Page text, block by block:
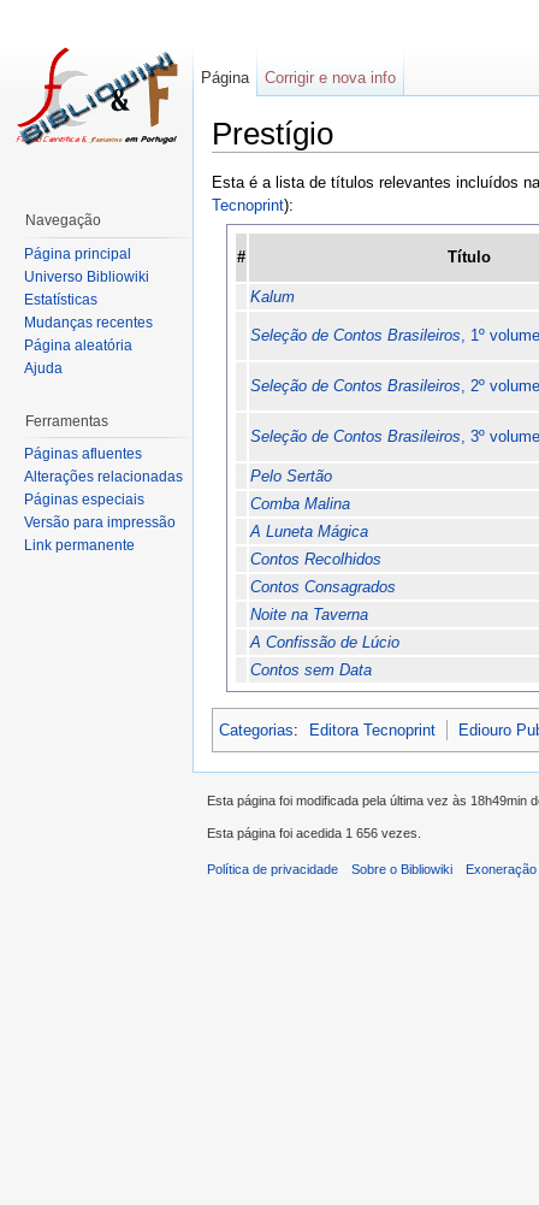
Prestígio
Esta é a lista de títulos relevantes incluídos
Tecnoprint):
# Título
Kalum
Seleção de Contos Brasileiros, 1º
Seleção de Contos Brasileiros, 2º
Seleção de Contos Brasileiros, 3º
Pelo Sertão
Comba Malina
A Luneta Mágica
Contos Recolhidos
Contos Consagrados
Noite na Taverna
A Confissão de Lúcio
Contos sem Data
Categorias: Editora Tecnoprint Ediouro
Página Corrigir e nova info
Navegação
Página principal
Universo Bibliowiki
Estatísticas
Mudanças recentes
Página aleatória
Ajuda
Ferramentas
Páginas afluentes
Alterações relacionadas
Páginas especiais
Versão para impressão
Link permanente
Esta página foi modificada pela última vez às 18h49min
Esta página foi acedida 1 656 vezes.
Política de privacidade Sobre o Bibliowiki